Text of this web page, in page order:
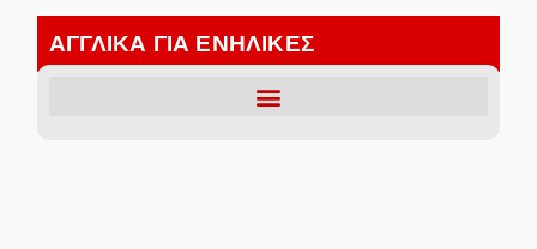
ΑΓΓΛΙΚΑ ΓΙΑ ΕΝΗΛΙΚΕΣ